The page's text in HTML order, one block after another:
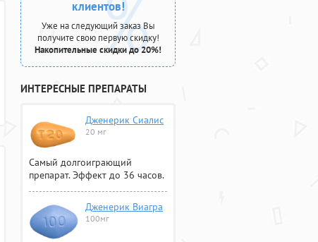
клиентов!
Уже на следующий заказ Вы
получите свою первую скидку!
Накопительные скидки до 20%!
ИНТЕРЕСНЫЕ ПРЕПАРАТЫ
Дженерик Сиалис
20 мг
Самый долгоиграющий
препарат. Эффект до 36 часов.
Дженерик Виагра
100мг